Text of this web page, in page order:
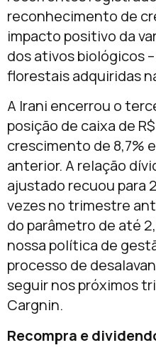
reconhecimento de
impacto positivo da
dos ativos biológicos
florestais adquiridas
A Irani encerrou o
posição de caixa de
crescimento de 8,7%
anterior. A relação
ajustado recuou para
vezes no trimestre
do parâmetro de até
nossa política de
processo de
seguir nos próximos
Cargnin.
Recompra e